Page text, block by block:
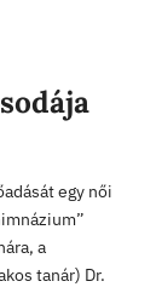
frissebb